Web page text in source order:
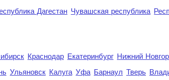
Дагестан Чувашская республика
Краснодар Екатеринбург Нижний
Ульяновск Калуга Уфа Барнаул Тверь